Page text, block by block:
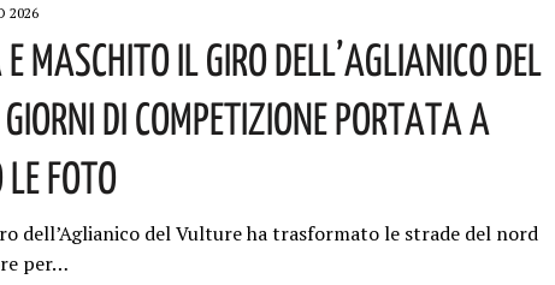
2026
Maschito Il Giro Dell’Aglianico Del
Di Competizione Portata A
Foto
dell’Aglianico del Vulture ha trasformato le strade del nord
per…